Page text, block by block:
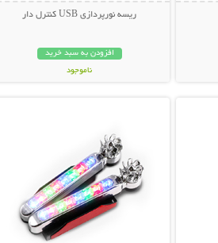
ریسه نورپردازی USB کنترل دار
افزودن به سبد خرید
ناموجود